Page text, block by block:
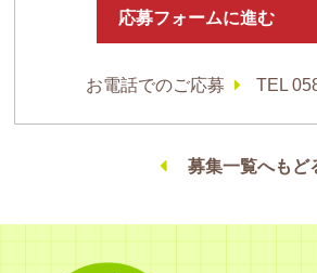
応募フォームに進む
お電話でのご応募 TEL
募集一覧へもど